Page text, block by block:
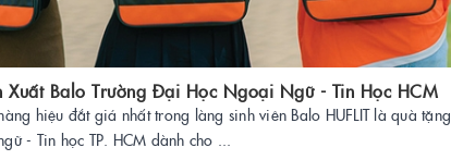
Xuất Balo Trường Đại Học Ngoại Ngữ - Tin Học HCM
hiệu đắt giá nhất trong làng sinh viên Balo HUFLIT là quà tặng
- Tin học TP. HCM dành cho ...